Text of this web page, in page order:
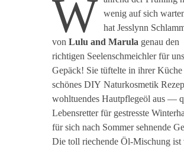
W
wenig auf sich
hat Jesslynn
von Lulu and Marula genau den
richtigen Seelenschmeichler für
Gepäck! Sie tüftelte in ihrer Küche
schönes DIY Naturkosmetik
wohltuendes Hautpflegeöl aus —
Lebensretter für gestresste
für sich nach Sommer sehnende
Die toll riechende Öl-Mischung ist